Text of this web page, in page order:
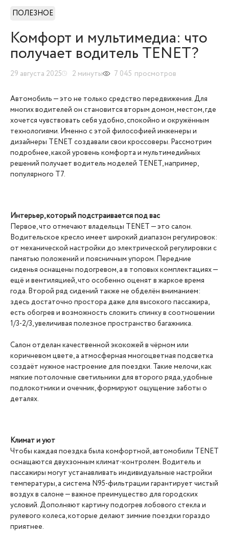
ПОЛЕЗНОЕ
Комфорт и мультимедиа: что
получает водитель TENET?
29 августа 2025 2 минуты 7 045 просмотров
Автомобиль — это не только средство передвижения. Для
многих водителей он становится вторым домом, местом, где
хочется чувствовать себя удобно, спокойно и окружённым
технологиями. Именно с этой философией инженеры и
дизайнеры TENET создавали свои кроссоверы. Рассмотрим
подробнее, какой уровень комфорта и мультимедийных
решений получает водитель моделей TENET, например,
популярного T7.
Интерьер, который подстраивается под вас
Первое, что отмечают владельцы TENET — это салон.
Водительское кресло имеет широкий диапазон регулировок:
от механической настройки до электрической регулировки с
памятью положений и поясничным упором. Передние
сиденья оснащены подогревом, а в топовых комплектациях —
ещё и вентиляцией, что особенно оценят в жаркое время
года. Второй ряд сидений также не обделён вниманием:
здесь достаточно простора даже для высокого пассажира,
есть обогрев и возможность сложить спинку в соотношении
1/3-2/3, увеличивая полезное пространство багажника.
Салон отделан качественной экокожей в чёрном или
коричневом цвете, а атмосферная многоцветная подсветка
создаёт нужное настроение для поездки. Такие мелочи, как
мягкие потолочные светильники для второго ряда, удобные
подлокотники и очечник, формируют ощущение заботы о
деталях.
Климат и уют
Чтобы каждая поездка была комфортной, автомобили TENET
оснащаются двухзонным климат-контролем. Водитель и
пассажиры могут устанавливать индивидуальные настройки
температуры, а система N95-фильтрации гарантирует чистый
воздух в салоне — важное преимущество для городских
условий. Дополняют картину подогрев лобового стекла и
рулевого колеса, которые делают зимние поездки гораздо
приятнее.